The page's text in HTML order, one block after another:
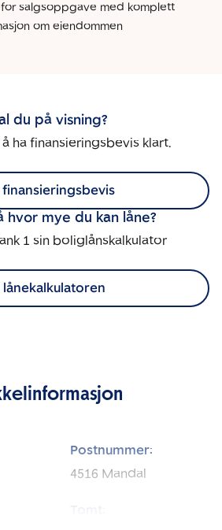
salgsoppgave med komplett
om eiendommen
du på visning?
ha finansieringsbevis klart.
finansieringsbevis
hvor mye du kan låne?
1 sin boliglånskalkulator
lånekalkulatoren
Postnummer:
4516 Mandal